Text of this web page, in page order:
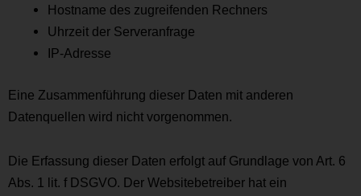
Hostname des zugreifenden Rechners
Uhrzeit der Serveranfrage
IP-Adresse
Eine Zusammenführung dieser Daten mit anderen
Datenquellen wird nicht vorgenommen.
Die Erfassung dieser Daten erfolgt auf Grundlage von Art. 6
Abs. 1 lit. f DSGVO. Der Websitebetreiber hat ein